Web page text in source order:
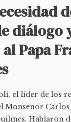
diálogo
Papa
el líder de los
Monseñor Carlos
Hablaron